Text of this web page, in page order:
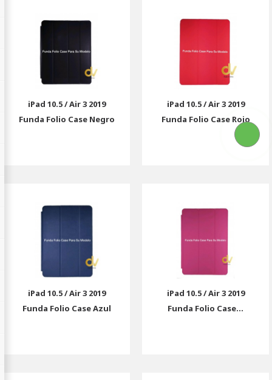
iPad 10.5 / Air 3 2019
Funda Folio Case Negro
iPad 10.5 / Air 3 2019
Funda Folio Case Rojo
iPad 10.5 / Air 3 2019
Funda Folio Case Azul
iPad 10.5 / Air 3 2019
Funda Folio Case...